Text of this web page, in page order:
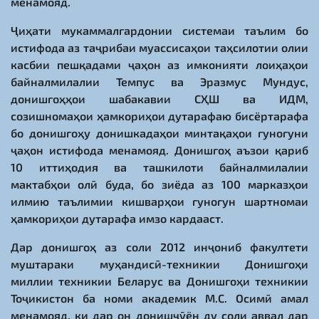
Ҷиҳати мукаммалгардонии системаи таълим бо
истифода аз таҷрибаи муассисаҳои таҳсилотии олии
касбии пешқадами ҷаҳон аз имконияти лоиҳаҳои
байналмилалии Темпус ва Эразмус Мундус,
донишгоҳҳои шабакавии СҲШ ва ИДМ,
созишномаҳои ҳамкориҳои дутарафаю бисёртарафа
бо донишгоҳу донишкадаҳои минтақаҳои гуногуни
ҷаҳон истифода менамояд. Донишгоҳ аъзои қариб
10 иттиҳодия ва ташкилоти байналмилалии
мактабҳои олӣ буда, бо зиёда аз 100 марказҳои
илмию таълимии кишварҳои гуногун шартномаи
ҳамкориҳои дутарафа имзо кардааст.
Дар донишгоҳ аз соли 2012 инҷониб факултети
муштараки муҳандисӣ-техникии Донишгоҳи
миллии техникии Беларус ва Донишгоҳи техникии
Тоҷикистон ба номи академик М.С. Осимӣ амал
менамояд, ки дар он донишҷӯён ду соли аввал дар